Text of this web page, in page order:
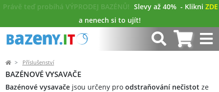
Právě teď probíhá VÝPRODEJ BAZÉNŮ! Slevy až 40% - Klikni ZDE
a nenech si to ujít!
Příslušenství
BAZÉNOVÉ VYSAVAČE
Bazénové vysavače jsou určeny pro odstraňování nečistotze